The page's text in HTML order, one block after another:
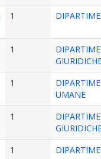
1
1
1
UMANE
1
1